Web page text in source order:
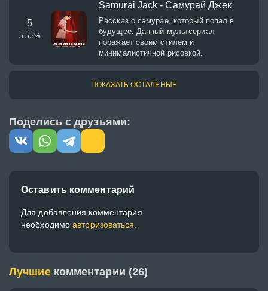
5
5.55%
Samurai Jack - Самурай Джек
Рассказ о самурае, который попал в
будущее. Данный мультсериал
поражает своим стилем и
минималистичной рисовкой.
ПОКАЗАТЬ ОСТАЛЬНЫЕ
Поделись с друзьями:
Оставить комментарий
Для добавления комментария
необходимоавторизоваться.
Лучшие комментарии (26)